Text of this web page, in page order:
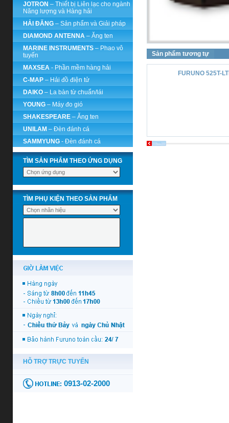
JOTRON – Thiết bị Liên lạc cho ngành
Năng lượng và Hàng hải
HẢI ĐĂNG – Sản phẩm và Giải pháp
DIAMOND ANTENNA – Ăng ten
MARINE INSTRUMENTS – Phao vô
tuyến
MAXSEA - Phần mềm hàng hải
C-MAP – Hải đồ điện tử
DAIKO – La bàn từ chuẩn/lái
YOUNG – Máy đo gió
SHAKESPEARE – Ăng ten
UNILAM – Đèn đánh cá
SAMMYUNG - Đèn đánh cá
TÌM SẢN PHẨM THEO ỨNG DỤNG
TÌM PHỤ KIỆN THEO SẢN PHẨM
Sản phẩm tương tự
FURUNO 525T-